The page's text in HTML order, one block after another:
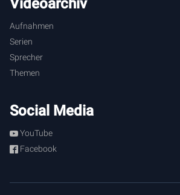
Videoarchiv
Aufnahmen
Serien
Sprecher
Themen
Social Media
YouTube
Facebook